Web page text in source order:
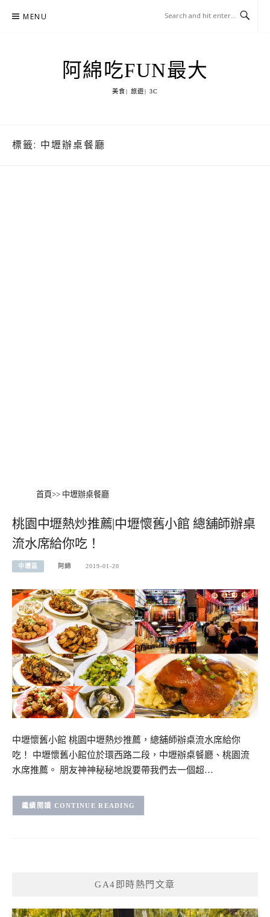
MENU
阿綿吃FUN最大
美食| 旅遊| 3C
標籤: 中壢辦桌餐廳
首頁>> 中壢辦桌餐廳
桃園中壢熱炒推薦|中壢懷舊小館 總舖師辦桌
流水席給你吃！
中壢區 阿綿 2019-01-20
中壢懷舊小館 桃園中壢熱炒推薦，總舖師辦桌流水席給你
吃！ 中壢懷舊小館位於環西路二段，中壢辦桌餐廳、桃園流
水席推薦。 朋友神神秘秘地說要帶我們去一個超…
CONTINUE READING
GA4即時熱門文章